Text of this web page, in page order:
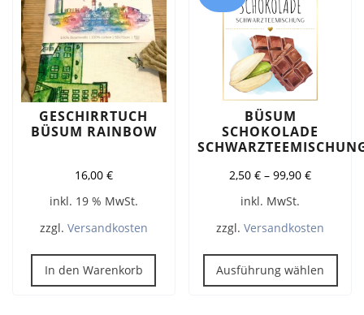
GESCHIRRTUCH
BÜSUM RAINBOW
16,00 €
inkl. 19 % MwSt.
zzgl. Versandkosten
In den Warenkorb
BÜSUM
SCHOKOLADE
2,50€ –99,90€
inkl. MwSt.
zzgl.Versandkosten
Ausführung wählen